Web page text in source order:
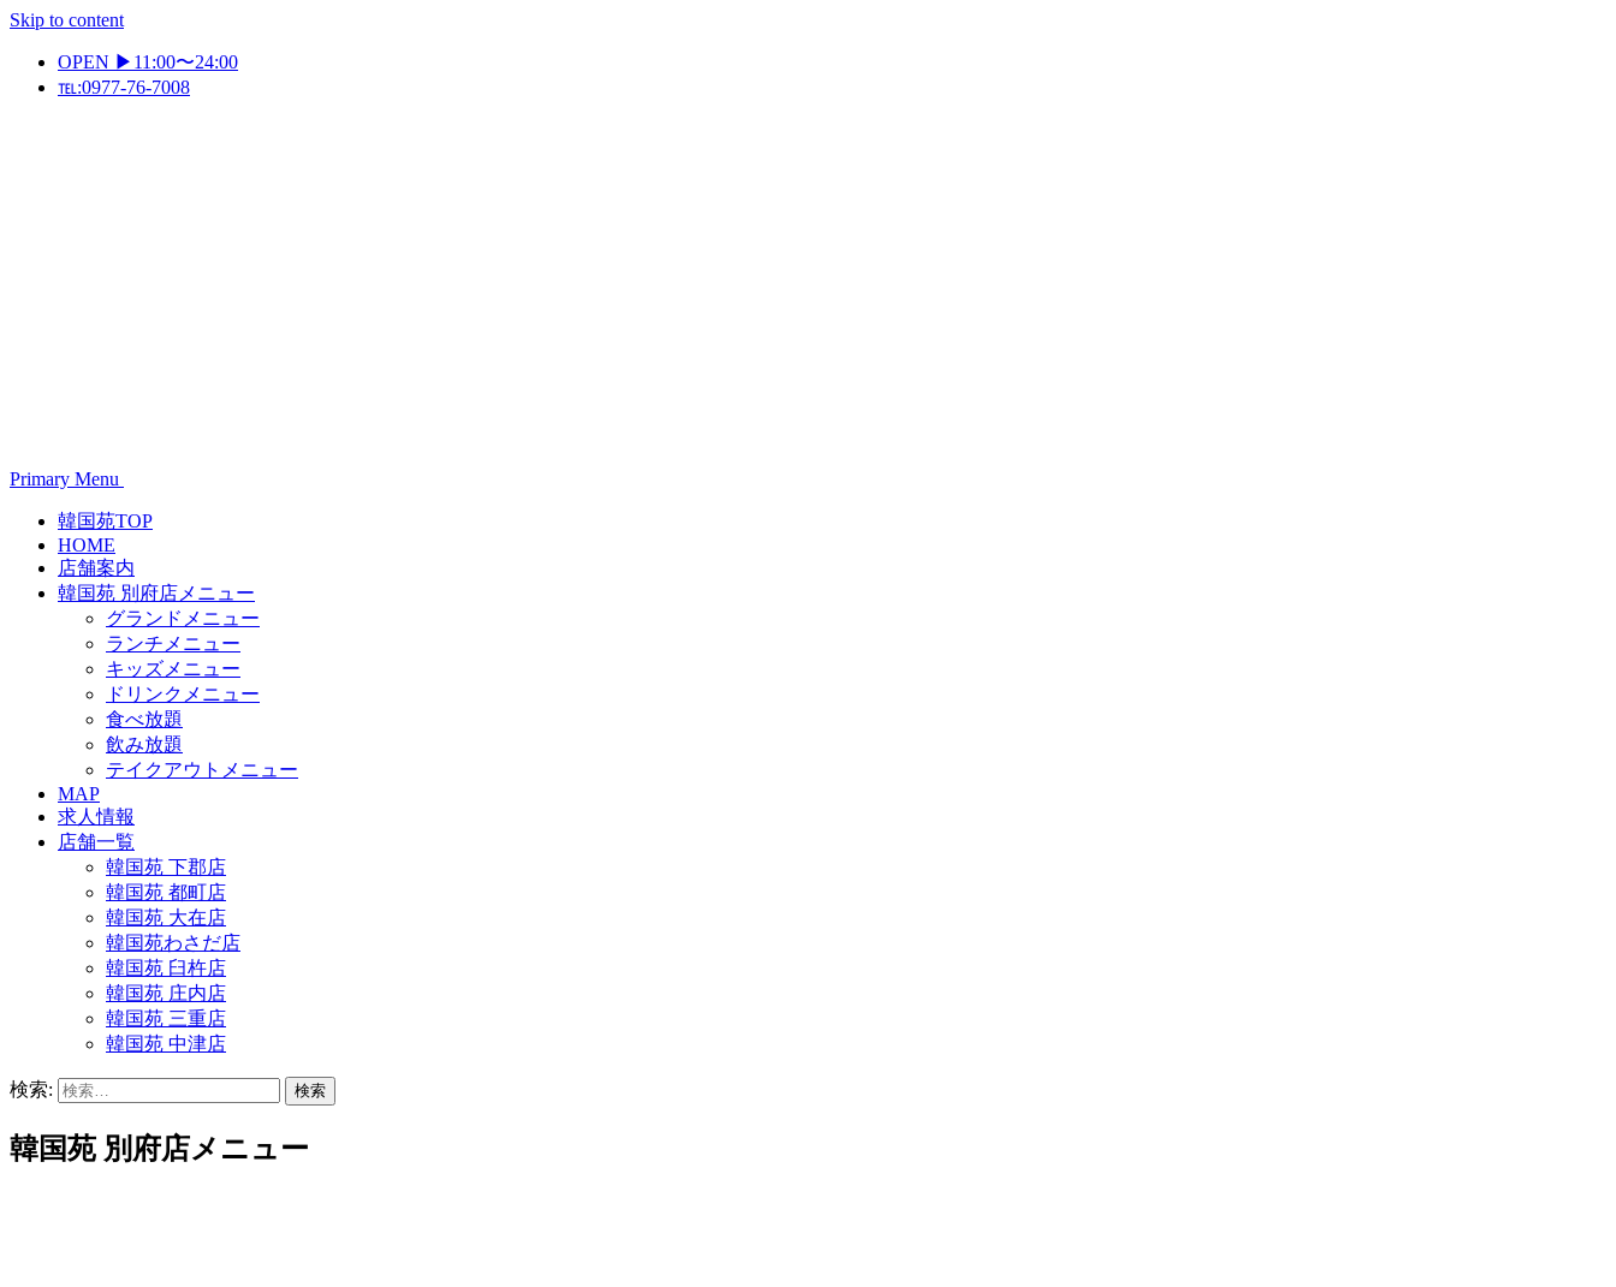
Skip to content
OPEN ▶11:00〜24:00
℡:0977-76-7008
Primary Menu
韓国苑TOP
HOME
店舗案内
韓国苑 別府店メニュー
グランドメニュー
ランチメニュー
キッズメニュー
ドリンクメニュー
食べ放題
飲み放題
テイクアウトメニュー
MAP
求人情報
店舗一覧
韓国苑 下郡店
韓国苑 都町店
韓国苑 大在店
韓国苑わさだ店
韓国苑 臼杵店
韓国苑 庄内店
韓国苑 三重店
韓国苑 中津店
検索:
韓国苑 別府店メニュー